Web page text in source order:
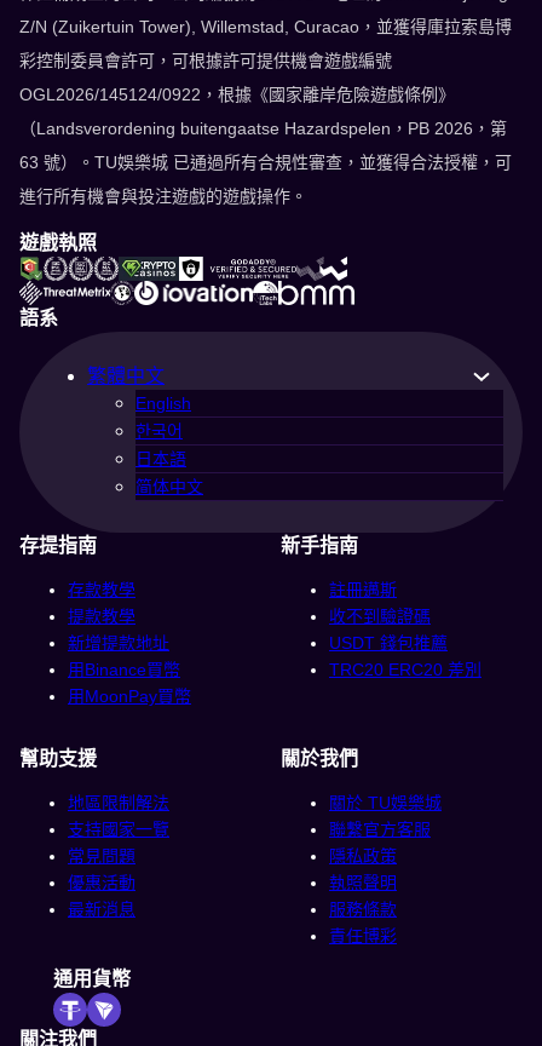
Z/N (Zuikertuin Tower), Willemstad, Curacao，並獲得庫拉索島博
彩控制委員會許可，可根據許可提供機會遊戲編號
OGL2026/145124/0922，根據《國家離岸危險遊戲條例》
（Landsverordening buitengaatse Hazardspelen，PB 2026，第
63 號）。TU娛樂城 已通過所有合規性審查，並獲得合法授權，可
進行所有機會與投注遊戲的遊戲操作。
遊戲執照
語系
繁體中文
English
한국어
日本語
简体中文
存提指南
存款教學
提款教學
新增提款地址
用Binance買幣
用MoonPay買幣
新手指南
註冊邁斯
收不到驗證碼
USDT 錢包推薦
TRC20 ERC20 差別
幫助支援
地區限制解法
支持國家一覽
常見問題
優惠活動
最新消息
關於我們
關於 TU娛樂城
聯繫官方客服
隱私政策
執照聲明
服務條款
責任博彩
通用貨幣
關注我們